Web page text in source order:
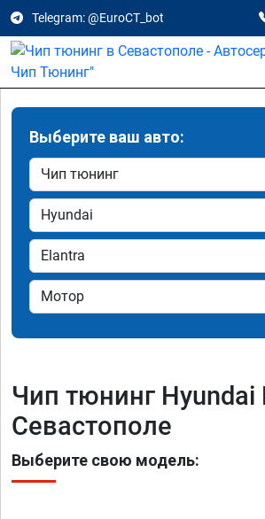
Telegram: @EuroCT_bot
Выберите ваш авто:
Чип тюнинг Hyundai
Севастополе
Выберите свою модель: